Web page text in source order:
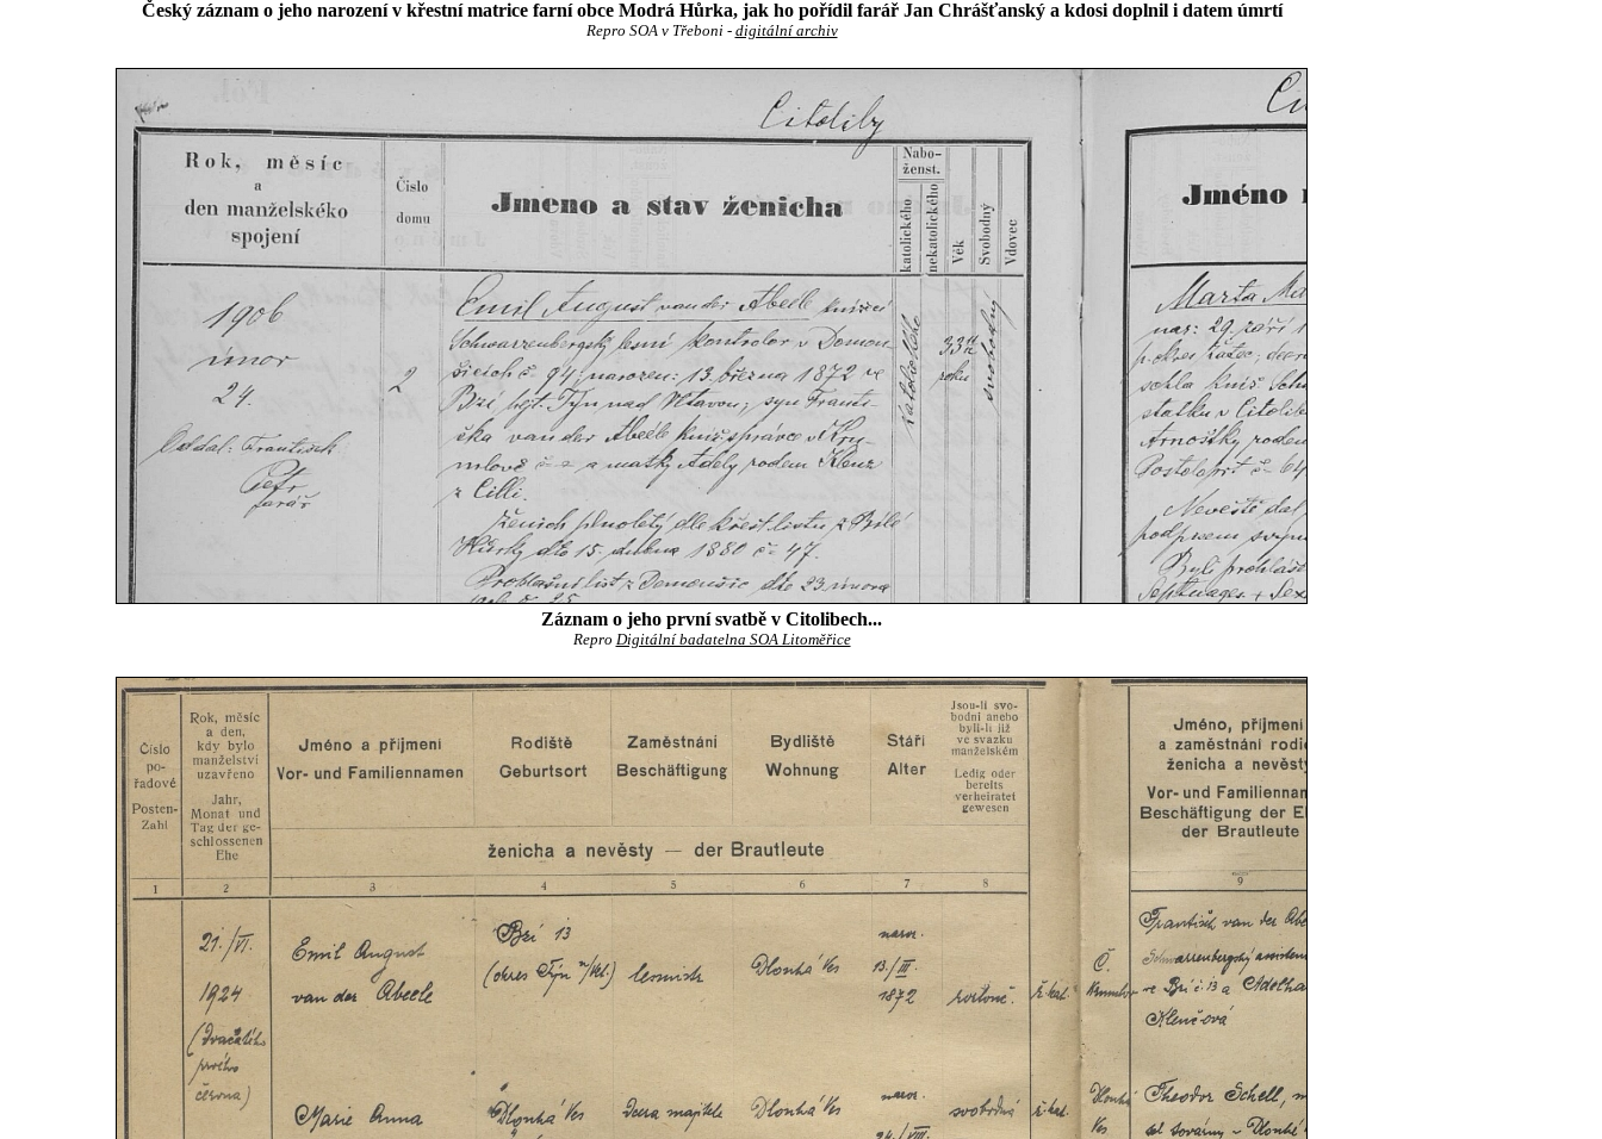
Český záznam o jeho narození v křestní matrice farní obce Modrá Hůrka, jak ho pořídil farář Jan Chrášťanský a kdosi doplnil i datem úmrtí
Repro SOA v Třeboni - digitální archiv
Záznam o jeho první svatbě v Citolibech...
Repro Digitální badatelna SOA Litoměřice